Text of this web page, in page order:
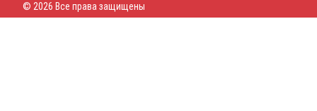
© 2026 Все права защищены